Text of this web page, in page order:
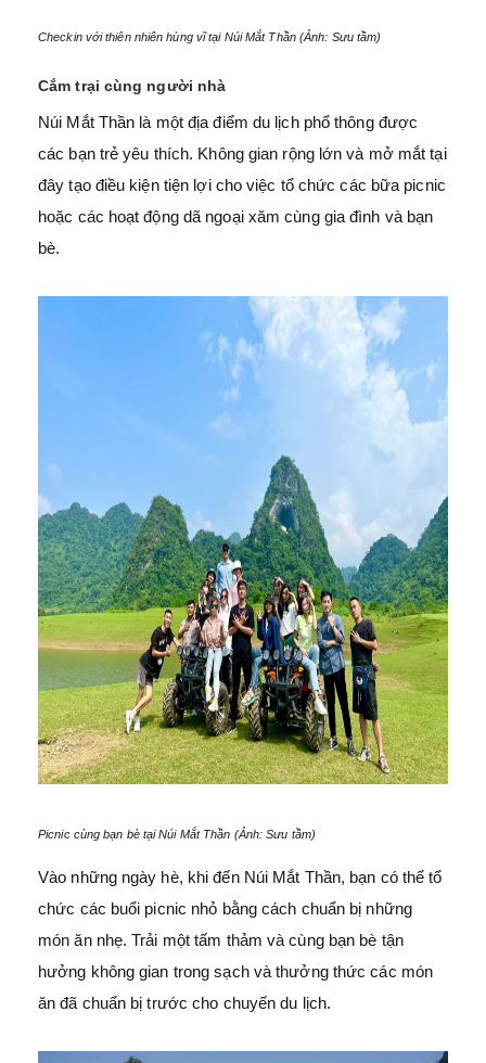
Checkin với thiên nhiên hùng vĩ tại Núi Mắt Thần (Ảnh: Sưu tầm)
Cắm trại cùng người nhà
Núi Mắt Thần là một địa điểm du lịch phổ thông được
các bạn trẻ yêu thích. Không gian rộng lớn và mở mắt tại
đây tạo điều kiện tiện lợi cho việc tổ chức các bữa picnic
hoặc các hoạt động dã ngoại xăm cùng gia đình và bạn
bè.
Picnic cùng bạn bè tại Núi Mắt Thần (Ảnh: Sưu tầm)
Vào những ngày hè, khi đến Núi Mắt Thần, bạn có thể tổ
chức các buổi picnic nhỏ bằng cách chuẩn bị những
món ăn nhẹ. Trải một tấm thảm và cùng bạn bè tận
hưởng không gian trong sạch và thưởng thức các món
ăn đã chuẩn bị trước cho chuyến du lịch.